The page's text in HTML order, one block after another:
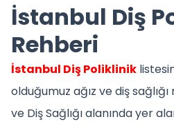
İstanbul Diş
Rehberi
İstanbul Diş Poliklinik
olduğumuz ağız ve diş
ve Diş Sağlığı alanında yer